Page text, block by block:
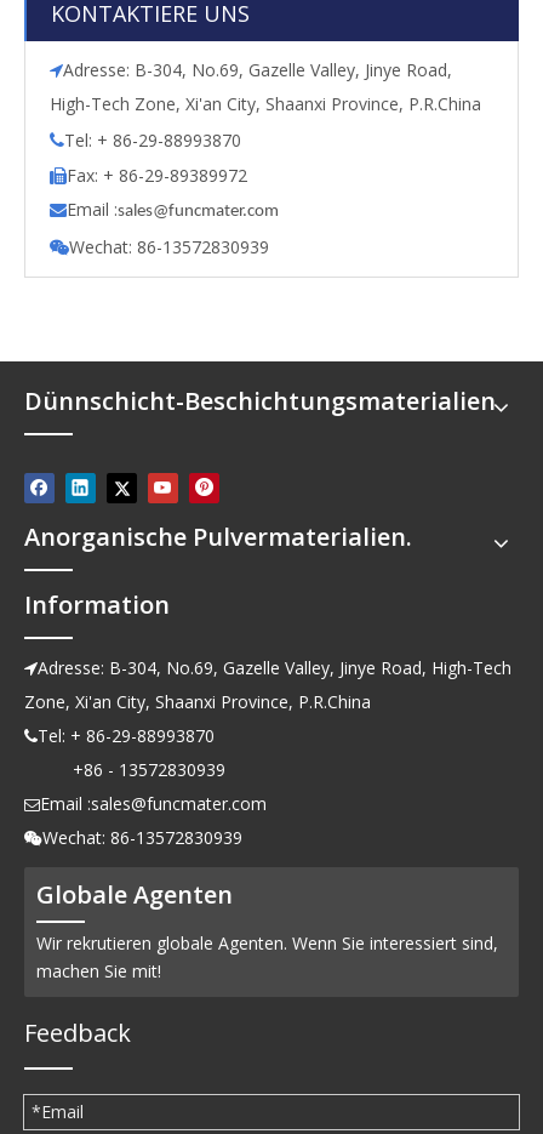
KONTAKTIERE UNS
Adresse: B-304, No.69, Gazelle Valley, Jinye Road,
High-Tech Zone, Xi'an City, Shaanxi Province, P.R.China
Tel: + 86-29-88993870
Fax: + 86-29-89389972
Email :sales@funcmater.com
Wechat: 86-13572830939
Dünnschicht-Beschichtungsmaterialien
Anorganische Pulvermaterialien.
Information
Adresse: B-304, No.69, Gazelle Valley, Jinye Road, High-Tech
Zone, Xi'an City, Shaanxi Province, P.R.China
Tel: + 86-29-88993870
+86 - 13572830939
Email :sales@funcmater.com
Wechat: 86-13572830939
Globale Agenten
Wir rekrutieren globale Agenten. Wenn Sie interessiert sind,
machen Sie mit!
Feedback